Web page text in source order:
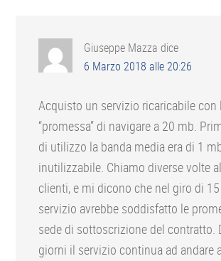
Giuseppe Mazza dice
6 Marzo 2018 alle 20:26
Acquisto un servizio ricaricabile con
“promessa” di navigare a 20 mb.
di utilizzo la banda media era di 1
inutilizzabile. Chiamo diverse volte
clienti, e mi dicono che nel giro di
servizio avrebbe soddisfatto le
sede di sottoscrizione del contratto.
giorni il servizio continua ad andare